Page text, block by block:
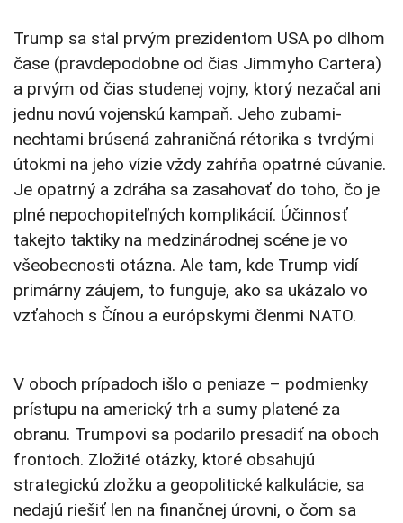
Trump sa stal prvým prezidentom USA po dlhom
čase (pravdepodobne od čias Jimmyho Cartera)
a prvým od čias studenej vojny, ktorý nezačal ani
jednu novú vojenskú kampaň. Jeho zubami-
nechtami brúsená zahraničná rétorika s tvrdými
útokmi na jeho vízie vždy zahŕňa opatrné cúvanie.
Je opatrný a zdráha sa zasahovať do toho, čo je
plné nepochopiteľných komplikácií. Účinnosť
takejto taktiky na medzinárodnej scéne je vo
všeobecnosti otázna. Ale tam, kde Trump vidí
primárny záujem, to funguje, ako sa ukázalo vo
vzťahoch s Čínou a európskymi členmi NATO.
V oboch prípadoch išlo o peniaze – podmienky
prístupu na americký trh a sumy platené za
obranu. Trumpovi sa podarilo presadiť na oboch
frontoch. Zložité otázky, ktoré obsahujú
strategickú zložku a geopolitické kalkulácie, sa
nedajú riešiť len na finančnej úrovni, o čom sa